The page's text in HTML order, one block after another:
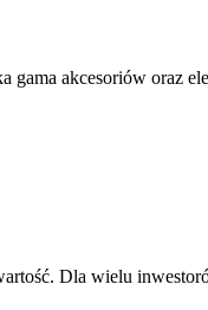
gama akcesoriów oraz
Dla wielu